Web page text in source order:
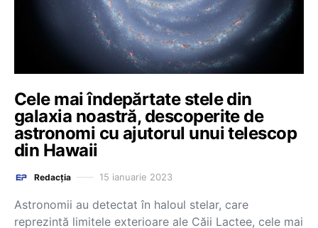
Cele mai îndepărtate stele din
galaxia noastră, descoperite de
astronomi cu ajutorul unui telescop
din Hawaii
Redacția 15 ianuarie 2023
Astronomii au detectat în haloul stelar, care
reprezintă limitele exterioare ale Căii Lactee, cele mai